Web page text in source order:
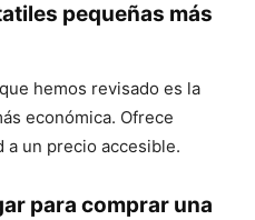
pequeñas más
hemos revisado es la
económica. Ofrece
a un precio accesible.
para comprar una